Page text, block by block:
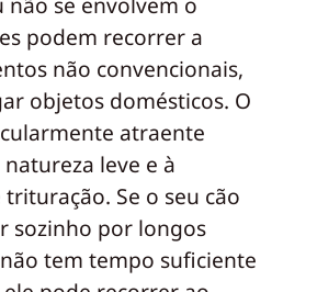
podem recorrer a
não convencionais,
objetos domésticos. O
atraente
leve e à
Se o seu cão
sozinho por longos
tem tempo suficiente